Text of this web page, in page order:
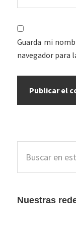
Guarda mi
navegador para
Barra
lateral
esta
Nuestras